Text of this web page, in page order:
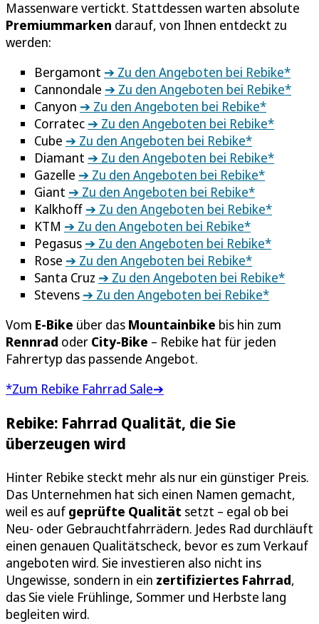
Massenware vertickt. Stattdessen warten absolute
Premiummarken darauf, von Ihnen entdeckt zu
werden:
Bergamont ➔ Zu den Angeboten bei Rebike*
Cannondale ➔ Zu den Angeboten bei Rebike*
Canyon ➔ Zu den Angeboten bei Rebike*
Corratec ➔ Zu den Angeboten bei Rebike*
Cube ➔ Zu den Angeboten bei Rebike*
Diamant ➔ Zu den Angeboten bei Rebike*
Gazelle ➔ Zu den Angeboten bei Rebike*
Giant ➔ Zu den Angeboten bei Rebike*
Kalkhoff ➔ Zu den Angeboten bei Rebike*
KTM ➔ Zu den Angeboten bei Rebike*
Pegasus ➔ Zu den Angeboten bei Rebike*
Rose ➔ Zu den Angeboten bei Rebike*
Santa Cruz ➔ Zu den Angeboten bei Rebike*
Stevens ➔ Zu den Angeboten bei Rebike*
Vom E-Bike über das Mountainbike bis hin zum
Rennrad oder City-Bike – Rebike hat für jeden
Fahrertyp das passende Angebot.
*Zum Rebike Fahrrad Sale➔
Rebike: Fahrrad Qualität, die Sie
überzeugen wird
Hinter Rebike steckt mehr als nur ein günstiger Preis.
Das Unternehmen hat sich einen Namen gemacht,
weil es auf geprüfte Qualität setzt – egal ob bei
Neu- oder Gebrauchtfahrrädern. Jedes Rad durchläuft
einen genauen Qualitätscheck, bevor es zum Verkauf
angeboten wird. Sie investieren also nicht ins
Ungewisse, sondern in ein zertifiziertes Fahrrad,
das Sie viele Frühlinge, Sommer und Herbste lang
begleiten wird.